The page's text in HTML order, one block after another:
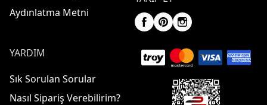
Aydınlatma Metni
YARDIM
Sık Sorulan Sorular
Nasıl Sipariş Verebilirim?